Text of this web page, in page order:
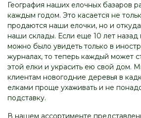
География наших елочных базаров
каждым годом. Это касается не
продаются наши елочки, но и
наши склады. Если еще 10 лет назад
можно было увидеть только в
журналах, то теперь каждый может
этой елки и украсить ею свой дом.
клиентам новогодние деревья в
елками проще ухаживать и не
подставку.
В нашем ассортименте